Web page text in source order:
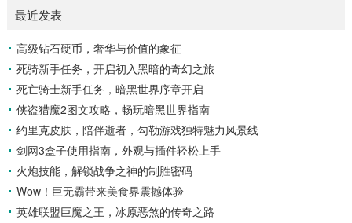
滑球，击球手需要在极短的时间内，准确判断球的速度、方向
和落点，然后调整自己的击球动作，这不仅要求击球手具备出
色的视力和反应能力,更需要大量的训练来培养对球...
最近发表
高级钻石硬币，奢华与价值的象征
死骑新手任务，开启初入黑暗的奇幻之旅
死亡骑士新手任务，暗黑世界序章开启
侠盗猎魔2图文攻略，畅玩暗黑世界指南
约里克皮肤，陪伴逝者，勾勒游戏独特魅力风景线
剑网3盒子使用指南，外观与插件轻松上手
火炮技能，解锁战争之神的制胜密码
Wow！巨无霸带来美食界震撼体验
英雄联盟巨魔之王，冰原恶煞的传奇之路